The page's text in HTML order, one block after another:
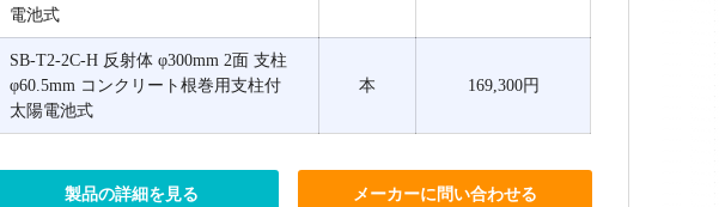
電池式
SB-T2-2C-H 反射体 φ300mm 2面 支柱
φ60.5mm コンクリート根巻用支柱付
太陽電池式
本 169,300円
製品の詳細を見る メーカーに問い合わせる